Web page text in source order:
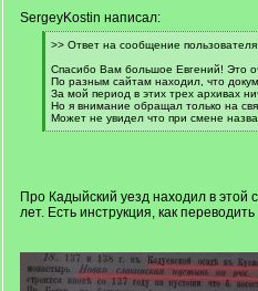
SergeyKostin написал:
[
]
>> Ответ на сообщение
Спасибо Вам большое Евгений! Это
По разным сайтам находил, что
За мой период в этих трех архивах
Но я внимание обращал только на
Может не увидел что при смене
[
Про Кадыйский уезд находил в этой
лет. Есть инструкция, как